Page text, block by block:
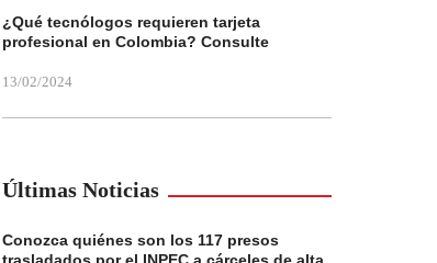
¿Qué tecnólogos requieren tarjeta
profesional en Colombia? Consulte
13/02/2024
Últimas Noticias
Conozca quiénes son los 117 presos